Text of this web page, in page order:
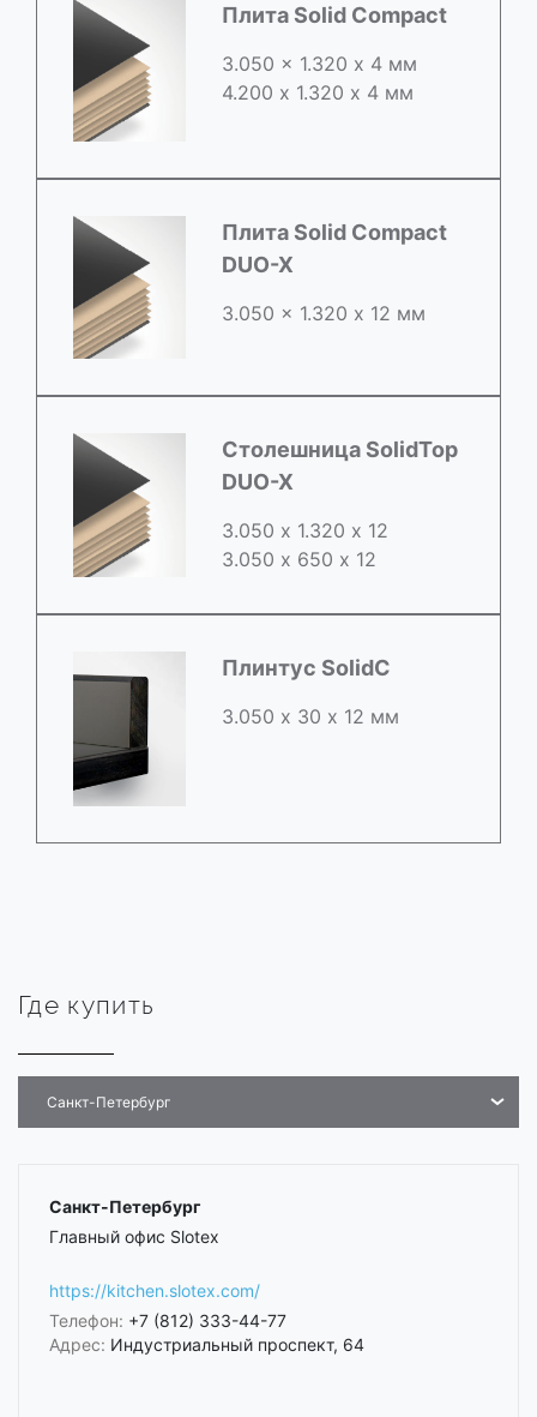
Плита Solid Compact
3.050 x 1.320 х 4 мм
4.200 x 1.320 х 4 мм
Плита Solid Compact
DUO-X
3.050 x 1.320 х 12 мм
Столешница SolidTop
DUO-X
3.050 х 1.320 х 12
3.050 x 650 х 12
Плинтус SolidC
3.050 х 30 х 12 мм
Где купить
Санкт-Петербург
Санкт-Петербург
Главный офис Slotex
https://kitchen.slotex.com/
Телефон: +7 (812) 333-44-77
Адрес: Индустриальный проспект, 64